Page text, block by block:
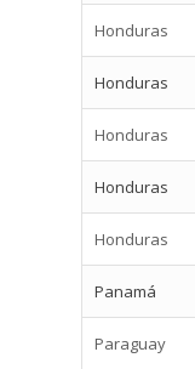
Honduras
Honduras
Honduras
Honduras
Honduras
Panamá
Paraguay